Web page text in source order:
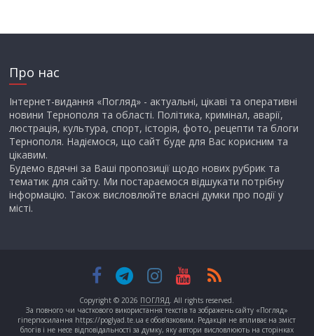
Про нас
Інтернет-видання «Погляд» - актуальні, цікаві та оперативні
новини Тернополя та області. Політика, кримінал, аварії,
люстрація, культура, спорт, історія, фото, рецепти та блоги
Тернополя. Надіємося, що сайт буде для Вас корисним та
цікавим.
Будемо вдячні за Ваші пропозиції щодо нових рубрик та
тематик для сайту. Ми постараємося відшукати потрібну
інформацію. Також висловлюйте власні думки про події у
місті.
Copyright © 2026 ПОГЛЯД . All rights reserved.
За повного чи часткового використання текстів та зображень сайту «Погляд»
гіперпосилання https://poglyad.te.ua є обов’язковим. Редакція не впливає на зміст
блогів і не несе відповідальності за думку, яку автори висловлюють на сторінках